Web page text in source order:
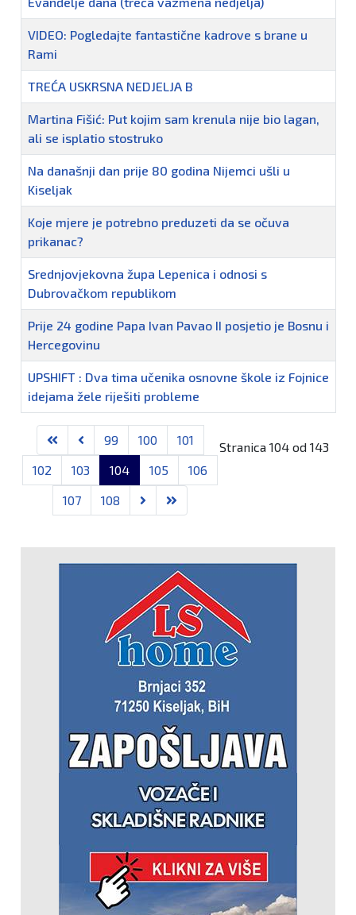
VIDEO: Pogledajte fantastične kadrove s brane u
Rami
TREĆA USKRSNA NEDJELJA B
Martina Fišić: Put kojim sam krenula nije bio lagan,
ali se isplatio stostruko
Na današnji dan prije 80 godina Nijemci ušli u
Kiseljak
Koje mjere je potrebno preduzeti da se očuva
prikanac?
Srednjovjekovna župa Lepenica i odnosi s
Dubrovačkom republikom
Prije 24 godine Papa Ivan Pavao II posjetio je Bosnu i
Hercegovinu
UPSHIFT : Dva tima učenika osnovne škole iz Fojnice
idejama žele riješiti probleme
Stranica 104 od 143
99 100
101
102
103 104 105
106
107
108